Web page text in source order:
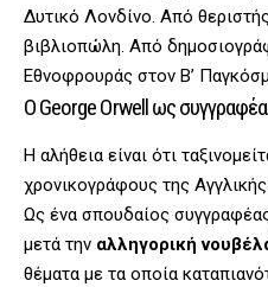
Δυτικό Λονδίνο. Από
βιβλιοπώλη. Από
Εθνοφρουράς στον Β’
O George Orwell ως
Η αλήθεια είναι ότι
χρονικογράφους της
Ως ένα σπουδαίος
μετά την αλληγορική
θέματα με τα οποία